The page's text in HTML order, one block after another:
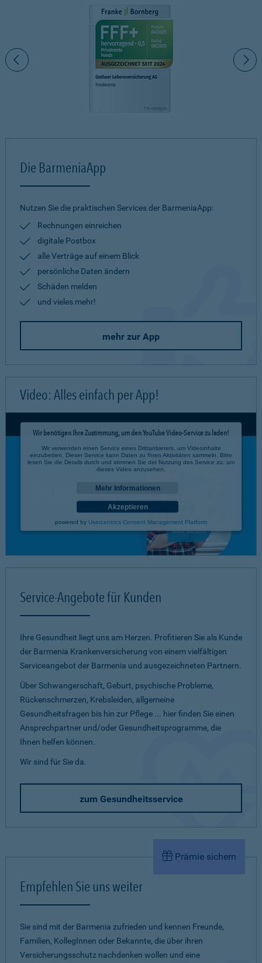
Die BarmeniaApp
Nutzen Sie die praktischen Services der BarmeniaApp:
Rechnungen einreichen
digitale Postbox
alle Verträge auf einem Blick
persönliche Daten ändern
Schäden melden
und vieles mehr!
mehr zur App
Video: Alles einfach per App!
Wir benötigen Ihre Zustimmung, um den YouTube Video-Service zu laden!
Wir verwenden einen Service eines Drittanbieters, um Videoinhalte
einzubetten. Dieser Service kann Daten zu Ihren Aktivitäten sammeln. Bitte
lesen Sie die Details durch und stimmen Sie der Nutzung des Service zu, um
dieses Video anzusehen.
Mehr Informationen
Akzeptieren
powered by Usercentrics Consent Management Platform
Service-Angebote für Kunden
Ihre Gesundheit liegt uns am Herzen. Profitieren Sie als Kunde
der Barmenia Krankenversicherung von einem vielfältigen
Serviceangebot der Barmenia und ausgezeichneten Partnern.
Über Schwangerschaft, Geburt, psychische Probleme,
Rückenschmerzen, Krebsleiden, allgemeine
Gesundheitsfragen bis hin zur Pflege ... hier finden Sie einen
Ansprechpartner und/oder Gesundheitsprogramme, die
Ihnen helfen können.
Wir sind für Sie da.
zum Gesundheitsservice
Prämie sichern
Empfehlen Sie uns weiter
Sie sind mit der Barmenia zufrieden und kennen Freunde,
Familien, KollegInnen oder Bekannte, die über ihren
Versicherungsschutz nachdenken wollen und eine